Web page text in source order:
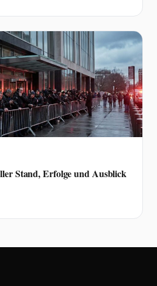
Stand, Erfolge und Ausblick